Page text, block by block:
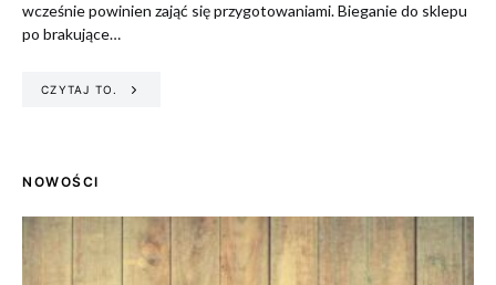
wcześnie powinien zająć się przygotowaniami. Bieganie do sklepu
po brakujące…
CZYTAJ TO.
NOWOŚCI